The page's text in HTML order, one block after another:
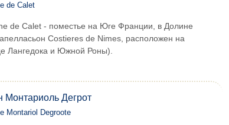
de Calet
de Calet - поместье на Юге Франции, в Долине
Costieres de Nimes, расположен на
Лангедока и Южной Роны).
Монтариоль Дегрот
Montariol Degroote